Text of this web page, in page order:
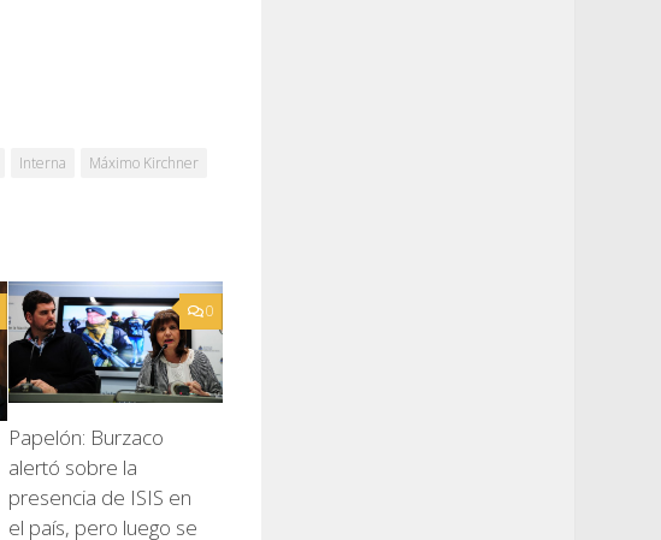
Interna Máximo Kirchner
0
Papelón: Burzaco
alertó sobre la
presencia de ISIS en
el país, pero luego se